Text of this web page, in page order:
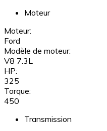
Moteur
Moteur:
Ford
Modèle de moteur:
V8 7.3L
HP:
325
Torque:
450
Transmission